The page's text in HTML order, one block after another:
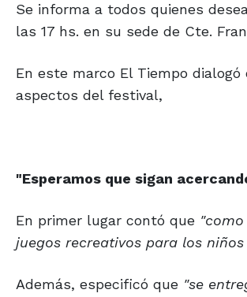
Se informa a todos quienes
las 17 hs. en su sede de Cte.
En este marco El Tiempo
aspectos del festival,
"Esperamos que sigan
En primer lugar contó que
juegos recreativos para los
Además, especificó que "se